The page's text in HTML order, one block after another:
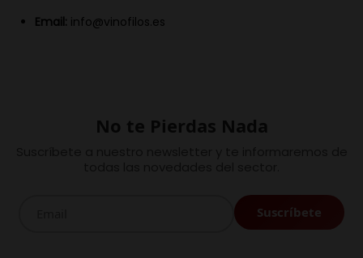
Email: info@vinofilos.es
No te Pierdas Nada